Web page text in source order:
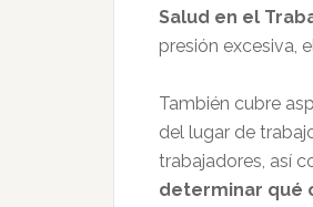
Salud en el
presión excesiva,
También cubre
del lugar de
trabajadores, así
determinar qué